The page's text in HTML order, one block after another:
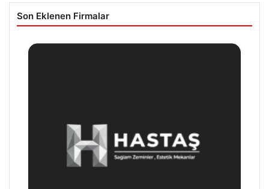
Son Eklenen Firmalar